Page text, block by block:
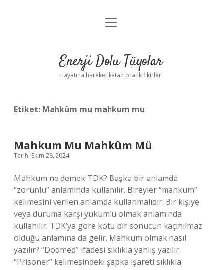
Anasayfa
Yasal Uyarı
menüyü
Enerji Dolu Tüyolar
Hayatına hareket katan pratik fikirler!
Etiket: Mahkûm mu mahkum mu
Mahkum Mu Mahkûm Mü
Tarih: Ekim 28, 2024
Mahkum ne demek TDK? Başka bir anlamda
“zorunlu” anlamında kullanılır. Bireyler “mahkum”
kelimesini verilen anlamda kullanmalıdır. Bir kişiye
veya duruma karşı yükümlü olmak anlamında
kullanılır. TDK’ya göre kötü bir sonucun kaçınılmaz
olduğu anlamına da gelir. Mahkum olmak nasıl
yazılır? “Doomed” ifadesi sıklıkla yanlış yazılır.
“Prisoner” kelimesindeki şapka işareti sıklıkla